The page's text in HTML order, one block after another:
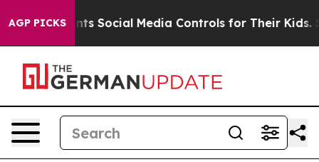
AGP PICKSSocial Media Controls for Their Kids. Should